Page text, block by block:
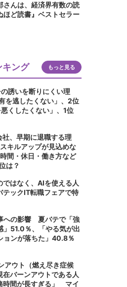
さんは、経済界有数の読
ど読書』ベストセラー
キング もっと見る
の誘いを断りにくい理
を逃したくない」、2位
悪くしたくない」、1位
社、早期に退職する理
キルアップが見込めな
間・休日・働き方など
は？
はなく、AIを使える人
ックIT転職フェアで特
への影響 夏バテで「強
」51.0％、「やる気が出
ョンが落ちた」40.8％
アウト（燃え尽き症候
バーンアウトである人
時間が長すぎる」 マイ